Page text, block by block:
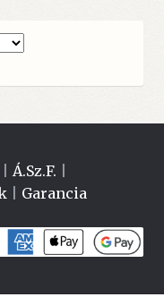
Á.Sz.F.
| Garancia